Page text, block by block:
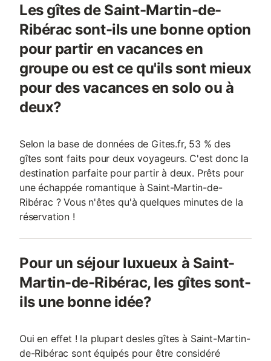
Les gîtes de Saint-Martin-de-
Ribérac sont-ils une bonne option
pour partir en vacances en
groupe ou est ce qu'ils sont mieux
pour des vacances en solo ou à
deux?
Selon la base de données de Gites.fr, 53 % des
gîtes sont faits pour deux voyageurs. C'est donc la
destination parfaite pour partir à deux. Prêts pour
une échappée romantique à Saint-Martin-de-
Ribérac ? Vous n'êtes qu'à quelques minutes de la
réservation !
Pour un séjour luxueux à Saint-
Martin-de-Ribérac, les gîtes sont-
ils une bonne idée?
Oui en effet ! la plupart desles gîtes à Saint-Martin-
de-Ribérac sont équipés pour être considéré